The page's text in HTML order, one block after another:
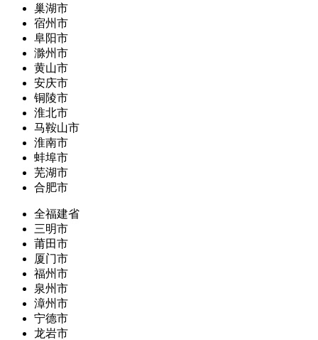
巢湖市
宿州市
阜阳市
滁州市
黄山市
安庆市
铜陵市
淮北市
马鞍山市
淮南市
蚌埠市
芜湖市
合肥市
全福建省
三明市
莆田市
厦门市
福州市
泉州市
漳州市
宁德市
龙岩市